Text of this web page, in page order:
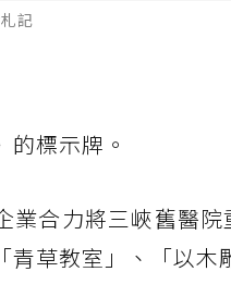
記
的標示牌。
業合力將三峽舊醫
青草教室」、「以木